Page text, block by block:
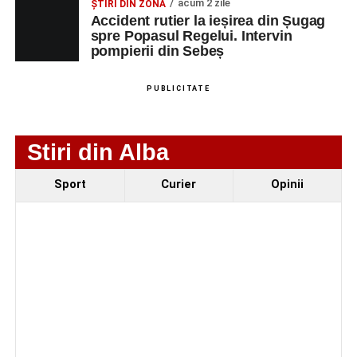
spital după ce a fost lovită de o motocicletă pe
strada Dorobanți din Sebeș
Accident pe strada Dorobanți din Sebeș: fermeie
de 66 de ani rănită grav, după ce a fost lovită de o
Fest, la Cetatea Greavilor din Gârbova
ȘTIRI DIN ZONĂ acum 2 zile
Accident rutier la ieșirea din Șugag
spre Popasul Regelui. Intervin
pompierii din Sebeș
PUBLICITATE
Stiri din Alba
Sport Curier Opinii